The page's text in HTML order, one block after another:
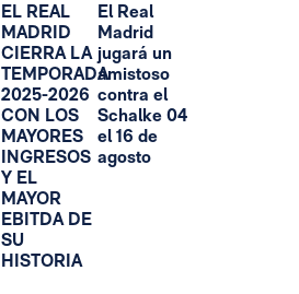
EL REAL
MADRID
CIERRA LA
TEMPORADA
2025-2026
CON LOS
MAYORES
INGRESOS
Y EL
MAYOR
EBITDA DE
SU
HISTORIA
El Real
Madrid
jugará un
amistoso
contra el
Schalke 04
el 16 de
agosto